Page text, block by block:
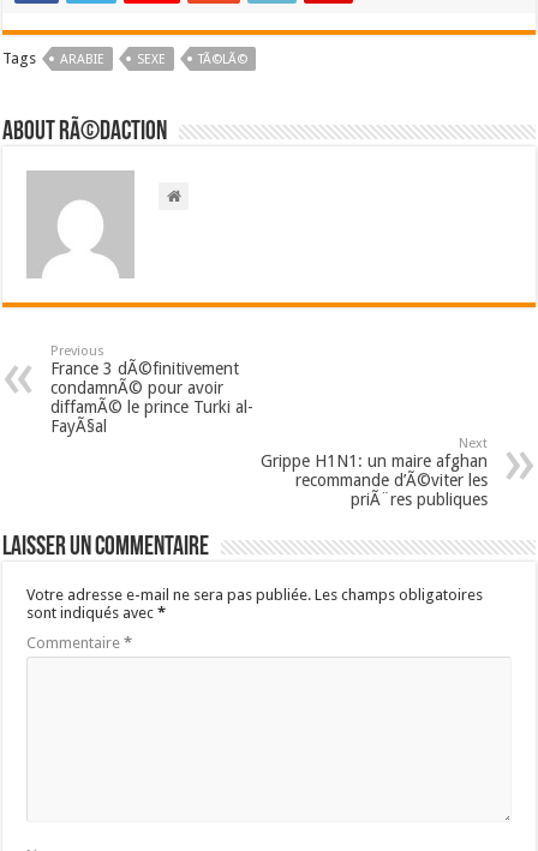
Tags ARABIE SEXE TÃ©LÃ©
About RÃ©daction
Previous
France 3 dÃ©finitivement
condamnÃ© pour avoir
diffamÃ© le prince Turki al-
FayÃ§al
Next
Grippe H1N1: un maire afghan
recommande d’Ã©viter les
priÃ¨res publiques
Laisser un commentaire
Votre adresse e-mail ne sera pas publiée. Les champs obligatoires
sont indiqués avec*
Commentaire*